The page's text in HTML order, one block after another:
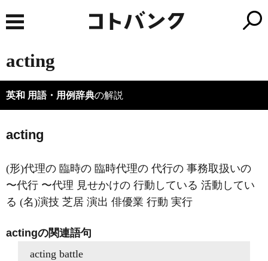
acting
英和 用語・用例辞典の解説
acting
(形)代理の 臨時の 臨時代理の 代行の 事務取扱いの
〜代行 〜代理 見せかけの 行動している 活動してい
る (名)演技 芝居 演出 俳優業 行動 実行
actingの関連語句
acting battle